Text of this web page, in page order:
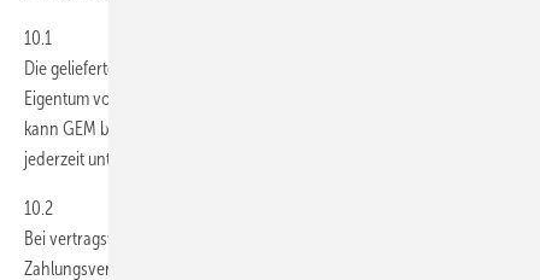
10.1
Die gelieferte Ware bleibt bis zu deren vollständiger Bezahlung im
Eigentum von GEM. Soweit der Besteller einen Artikel erworben hat,
kann GEM bis zur vollständigen Bezahlung die Nutzung des Artikels
jederzeit untersagen.
10.2
Bei vertragswidrigem Verhalten des Bestellers, insbesondere bei
Zahlungsverzug, ist GEM zur Rücknahme nach Mahnung berechtigt